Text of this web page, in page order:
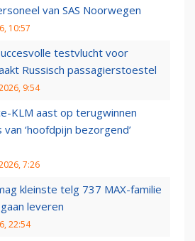
van SAS Noorwegen
10:57
testvlucht voor
Russisch passagierstoestel
9:54
KLM aast op terugwinnen
‘hoofdpijn bezorgend’
7:26
kleinste telg 737 MAX-familie
leveren
22:54